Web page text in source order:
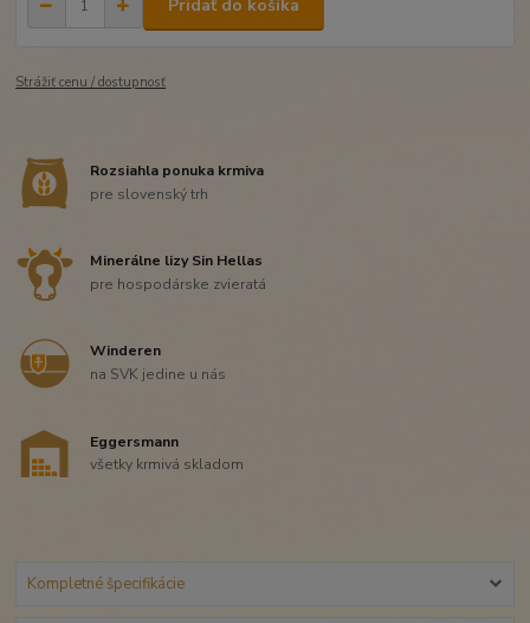
Pridať do košíka
Strážiť cenu / dostupnosť
Rozsiahla ponuka krmiva
pre slovenský trh
Minerálne lizy Sin Hellas
pre hospodárske zvieratá
Winderen
na SVK jedine u nás
Eggersmann
všetky krmivá skladom
Kompletné špecifikácie